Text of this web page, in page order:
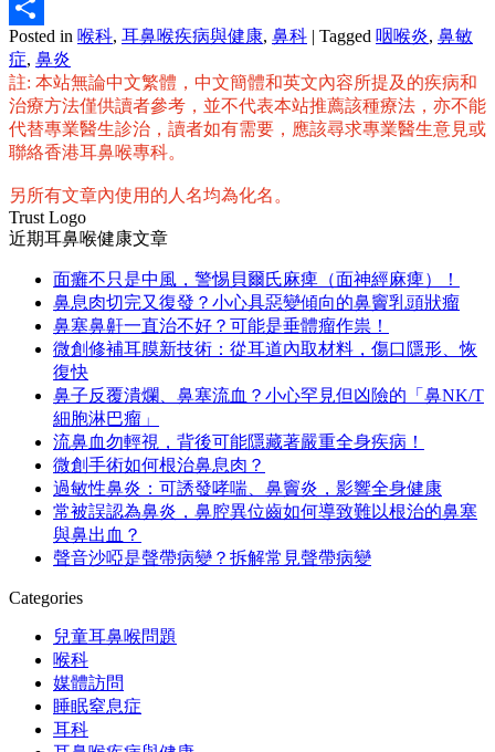
Email
分
享
Posted in 喉科, 耳鼻喉疾病與健康, 鼻科 | Tagged 咽喉炎, 鼻敏
症, 鼻炎
註: 本站無論中文繁體，中文簡體和英文內容所提及的疾病和
治療方法僅供讀者參考，並不代表本站推薦該種療法，亦不能
代替專業醫生診治，讀者如有需要，應該尋求專業醫生意見或
聯絡香港耳鼻喉專科。
另所有文章內使用的人名均為化名。
Trust Logo
近期耳鼻喉健康文章
面癱不只是中風，警惕貝爾氏麻痺（面神經麻痺）！
鼻息肉切完又復發？小心具惡變傾向的鼻竇乳頭狀瘤
鼻塞鼻鼾一直治不好？可能是垂體瘤作祟！
微創修補耳膜新技術：從耳道內取材料，傷口隱形、恢
復快
鼻子反覆潰爛、鼻塞流血？小心罕見但凶險的「鼻NK/T
細胞淋巴瘤」
流鼻血勿輕視，背後可能隱藏著嚴重全身疾病！
微創手術如何根治鼻息肉？
過敏性鼻炎：可誘發哮喘、鼻竇炎，影響全身健康
常被誤認為鼻炎，鼻腔異位齒如何導致難以根治的鼻塞
與鼻出血？
聲音沙啞是聲帶病變？拆解常見聲帶病變
Categories
兒童耳鼻喉問題
喉科
媒體訪問
睡眠窒息症
耳科